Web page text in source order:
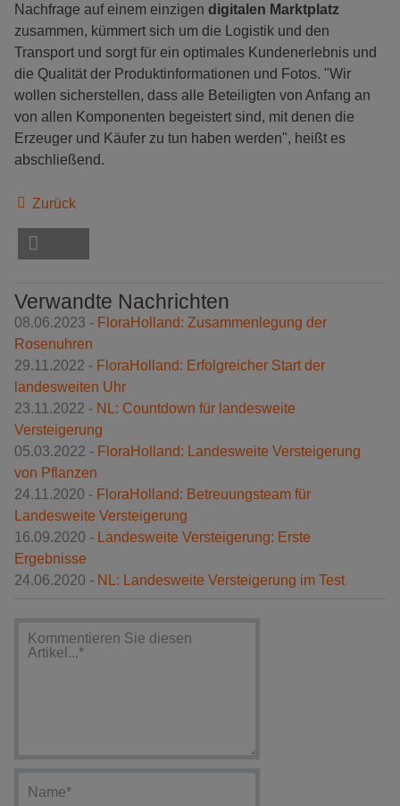
Nachfrage auf einem einzigen digitalen Marktplatz
zusammen, kümmert sich um die Logistik und den
Transport und sorgt für ein optimales Kundenerlebnis und
die Qualität der Produktinformationen und Fotos. "Wir
wollen sicherstellen, dass alle Beteiligten von Anfang an
von allen Komponenten begeistert sind, mit denen die
Erzeuger und Käufer zu tun haben werden", heißt es
abschließend.
Zurück
Verwandte Nachrichten
08.06.2023 - FloraHolland: Zusammenlegung der
Rosenuhren
29.11.2022 - FloraHolland: Erfolgreicher Start der
landesweiten Uhr
23.11.2022 - NL: Countdown für landesweite
Versteigerung
05.03.2022 - FloraHolland: Landesweite Versteigerung
von Pflanzen
24.11.2020 - FloraHolland: Betreuungsteam für
Landesweite Versteigerung
16.09.2020 - Landesweite Versteigerung: Erste
Ergebnisse
24.06.2020 - NL: Landesweite Versteigerung im Test